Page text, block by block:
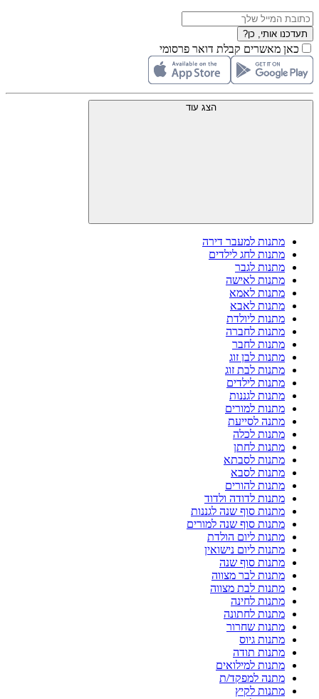
תעדכנו אותי, כן?
כאן מאשרים קבלת דואר פרסומי
הצג עוד
מתנות למעבר דירה
מתנות לחג לילדים
מתנות לגבר
מתנות לאישה
מתנות לאמא
מתנות לאבא
מתנות ליולדת
מתנות לחברה
מתנות לחבר
מתנות לבן זוג
מתנות לבת זוג
מתנות לילדים
מתנות לגננות
מתנות למורים
מתנה לסייעת
מתנות לכלה
מתנות לחתן
מתנות לסבתא
מתנות לסבא
מתנות להורים
מתנות לדודה ולדוד
מתנות סוף שנה לגננות
מתנות סוף שנה למורים
מתנות ליום הולדת
מתנות ליום נישואין
מתנות סוף שנה
מתנות לבר מצווה
מתנות לבת מצווה
מתנות לחינה
מתנות לחתונה
מתנות שחרור
מתנות גיוס
מתנות תודה
מתנות למילואים
מתנה למפקד/ת
מתנות לקיץ